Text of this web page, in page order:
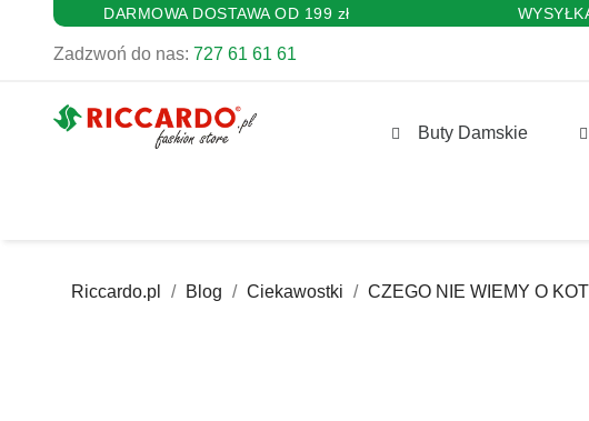
DARMOWA DOSTAWA OD 199 zł
Zadzwoń do nas: 727 61 61 61
Buty Damskie
Riccardo.pl Blog Ciekawostki CZEGO NIE WIEMY O